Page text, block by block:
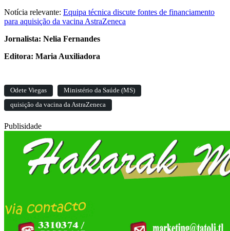
Notícia relevante: Equipa técnica discute fontes de financiamento
para aquisição da vacina AstraZeneca
Jornalista: Nelia Fernandes
Editora: Maria Auxiliadora
Odete Viegas
Ministério da Saúde (MS)
quisição da vacina da AstraZeneca
Publisidade